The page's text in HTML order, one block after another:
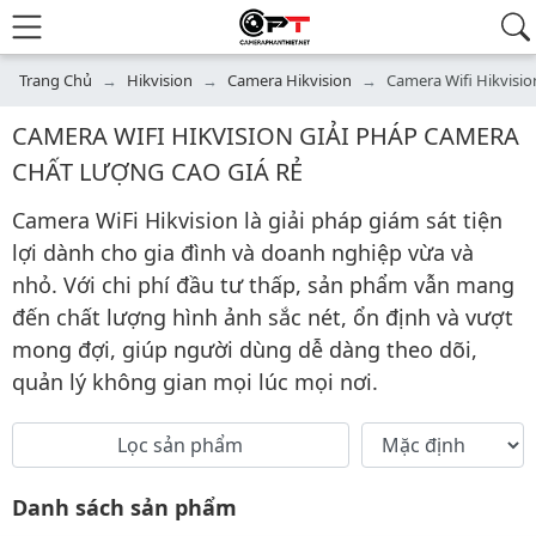
Trang Chủ Hikvision Camera Hikvision Camera Wifi
CAMERA WIFI HIKVISION GIẢI PHÁP CAMERA
CHẤT LƯỢNG CAO GIÁ RẺ
Camera WiFi Hikvision là giải pháp giám sát tiện
lợi dành cho gia đình và doanh nghiệp vừa và
nhỏ. Với chi phí đầu tư thấp, sản phẩm vẫn mang
đến chất lượng hình ảnh sắc nét, ổn định và vượt
mong đợi, giúp người dùng dễ dàng theo dõi,
quản lý không gian mọi lúc mọi nơi.
Lọc sản phẩm
Sắp xếp
Danh sách sản phẩm